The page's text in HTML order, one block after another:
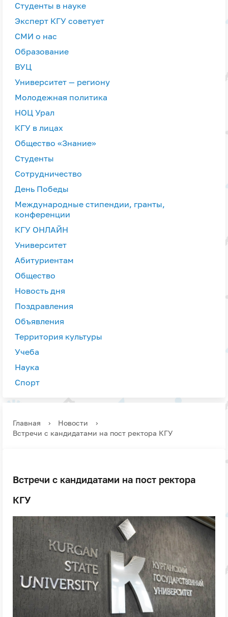
Студенты в науке
Эксперт КГУ советует
СМИ о нас
Образование
ВУЦ
Университет — региону
Молодежная политика
НОЦ Урал
КГУ в лицах
Общество «Знание»
Студенты
Сотрудничество
День Победы
Международные стипендии, гранты,
конференции
КГУ ОНЛАЙН
Университет
Абитуриентам
Общество
Новость дня
Поздравления
Объявления
Территория культуры
Учеба
Наука
Спорт
Главная › Новости
›
Встречи с кандидатами на пост ректора КГУ
Встречи с кандидатами на пост ректора
КГУ